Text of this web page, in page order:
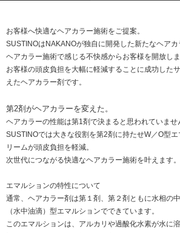
お客様へ快適なヘアカラー施術をご提案。
SUSTINOはNAKANOが独自に開発した新たなヘアカ
ヘアカラー施術で感じる不快感からお客様を開放しま
お客様の頭皮負担を大幅に軽減することに成功した
えたヘアカラー剤です。
第2剤がヘアカラーを変えた。
ヘアカラーの性能は第1剤で決まると思われていませ
SUSTINOでは大きな役割を第2剤に持たせW／O型
リームが頭皮負担を軽減。
次世代につながる快適なヘアカラー施術を叶えます。
エマルションの特性について
通常、ヘアカラー剤は第１剤、第２剤ともに水相の
（水中油滴）型エマルションでできています。
このエマルションは、アルカリや過酸化水素が水に